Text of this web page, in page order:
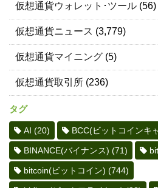
仮想通貨ウォレット･ツール (56)
仮想通貨ニュース (3,779)
仮想通貨マイニング (5)
仮想通貨取引所 (236)
タグ
AI (20) BCC(ビットコインキ
BINANCE(バイナンス) (71)
bitcoin(ビットコイン) (744)